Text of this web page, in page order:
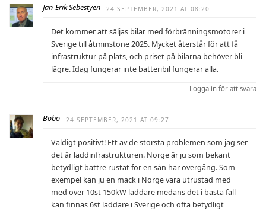
Jan-Erik Sebestyen 24 SEPTEMBER, 2021 AT 08:20
Det kommer att säljas bilar med förbränningsmotorer i
Sverige till åtminstone 2025. Mycket återstår för att få
infrastruktur på plats, och priset på bilarna behöver bli
lägre. Idag fungerar inte batteribil fungerar alla.
Logga in för att svara
Bobo 24 SEPTEMBER, 2021 AT 09:27
Väldigt positivt! Ett av de största problemen som jag ser
det är laddinfrastrukturen. Norge är ju som bekant
betydligt bättre rustat för en sån här övergång. Som
exempel kan ju en mack i Norge vara utrustad med
med över 10st 150kW laddare medans det i bästa fall
kan finnas 6st laddare i Sverige och ofta betydligt